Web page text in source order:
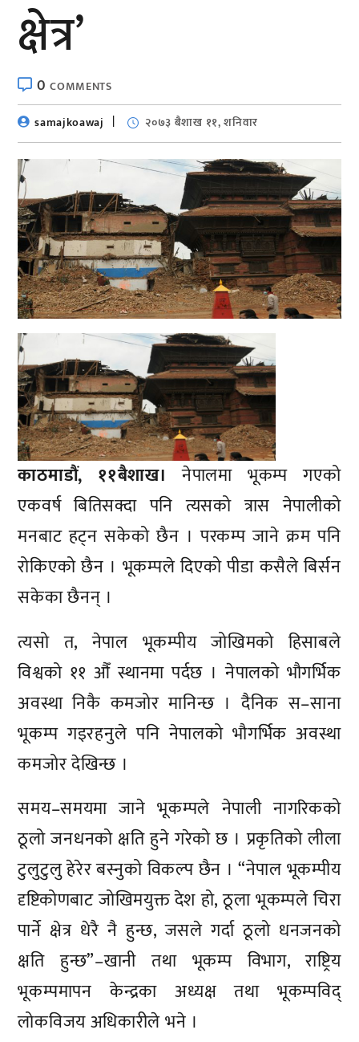
क्षेत्र’
0COMMENTS
samajkoawaj
२०७३ बैशाख ११, शनिवार
काठमाडौं, ११बैशाख। नेपालमा भूकम्प गएको
एकवर्ष बितिसक्दा पनि त्यसको त्रास नेपालीको
मनबाट हट्न सकेको छैन । परकम्प जाने क्रम पनि
रोकिएको छैन । भूकम्पले दिएको पीडा कसैले बिर्सन
सकेका छैनन् ।
त्यसो त, नेपाल भूकम्पीय जोखिमको हिसाबले
विश्वको ११ औँ स्थानमा पर्दछ । नेपालको भौगर्भिक
अवस्था निकै कमजोर मानिन्छ । दैनिक स–साना
भूकम्प गइरहनुले पनि नेपालको भौगर्भिक अवस्था
कमजोर देखिन्छ ।
समय–समयमा जाने भूकम्पले नेपाली नागरिकको
ठूलो जनधनको क्षति हुने गरेको छ । प्रकृतिको लीला
टुलुटुलु हेरेर बस्नुको विकल्प छैन । “नेपाल भूकम्पीय
दृष्टिकोणबाट जोखिमयुक्त देश हो, ठूला भूकम्पले चिरा
पार्ने क्षेत्र धेरै नै हुन्छ, जसले गर्दा ठूलो धनजनको
क्षति हुन्छ”–खानी तथा भूकम्प विभाग, राष्ट्रिय
भूकम्पमापन केन्द्रका अध्यक्ष तथा भूकम्पविद्
लोकविजय अधिकारीले भने ।